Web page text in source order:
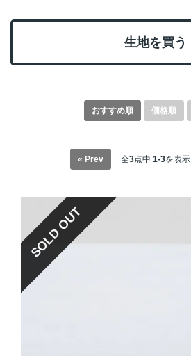
生地を買う
おすすめ順 価格順
« Prev 全3点中 1-3を表示
SOLD OUT